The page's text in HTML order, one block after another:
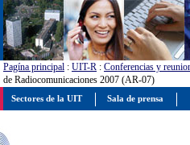
Pagína principal : UIT-R : Conferencias y
de Radiocomunicaciones 2007 (AR-07)
Sectores de la UIT Sala de prensa